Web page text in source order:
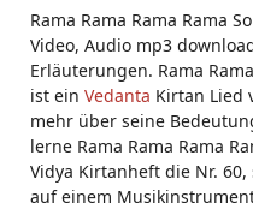
Rama Rama Rama Rama
Video, Audio mp3
Erläuterungen. Rama
ist ein Vedanta Kirtan Lied
mehr über seine
lerne Rama Rama Rama
Vidya Kirtanheft die Nr.
auf einem